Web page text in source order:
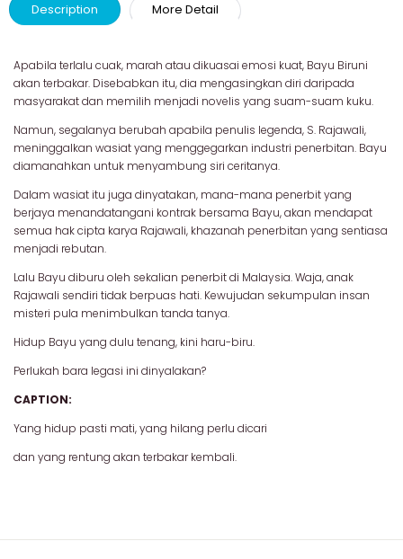
Description More Detail
Apabila terlalu cuak, marah atau dikuasai emosi kuat, Bayu Biruni
akan terbakar. Disebabkan itu, dia mengasingkan diri daripada
masyarakat dan memilih menjadi novelis yang suam-suam kuku.
Namun, segalanya berubah apabila penulis legenda, S. Rajawali,
meninggalkan wasiat yang menggegarkan industri penerbitan. Bayu
diamanahkan untuk menyambung siri ceritanya.
Dalam wasiat itu juga dinyatakan, mana-mana penerbit yang
berjaya menandatangani kontrak bersama Bayu, akan mendapat
semua hak cipta karya Rajawali, khazanah penerbitan yang sentiasa
menjadi rebutan.
Lalu Bayu diburu oleh sekalian penerbit di Malaysia. Waja, anak
Rajawali sendiri tidak berpuas hati. Kewujudan sekumpulan insan
misteri pula menimbulkan tanda tanya.
Hidup Bayu yang dulu tenang, kini haru-biru.
Perlukah bara legasi ini dinyalakan?
CAPTION:
Yang hidup pasti mati, yang hilang perlu dicari
dan yang rentung akan terbakar kembali.